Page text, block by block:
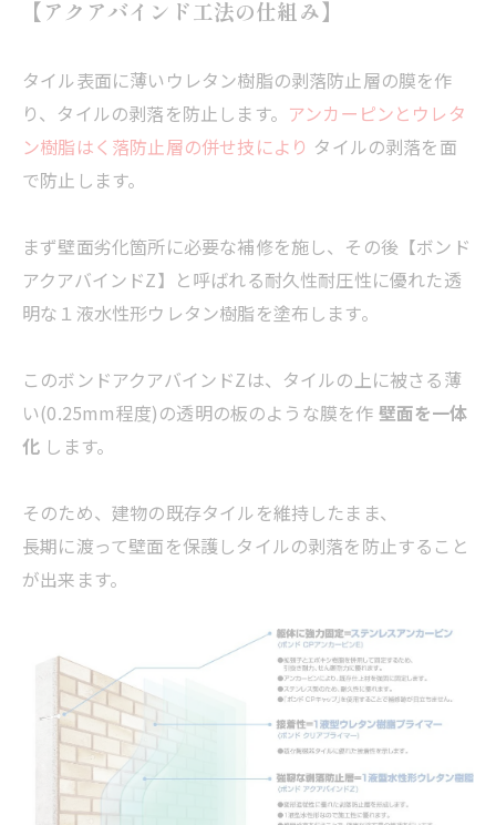
【アクアバインド工法の仕組み】
タイル表面に薄いウレタン樹脂の剥落防止層の膜を作
り、タイルの剥落を防止します。 アンカーピンとウレタ
ン樹脂はく落防止層の併せ技により タイルの剥落を面
で防止します。
まず壁面劣化箇所に必要な補修を施し、その後【ボンド
アクアバインドZ】と呼ばれる耐久性耐圧性に優れた透
明な１液水性形ウレタン樹脂を塗布します。
このボンドアクアバインドZは、タイルの上に被さる薄
い(0.25mm程度)の透明の板のような膜を作 壁面を一体
化 します。
そのため、建物の既存タイルを維持したまま、
長期に渡って壁面を保護しタイルの剥落を防止すること
が出来ます。